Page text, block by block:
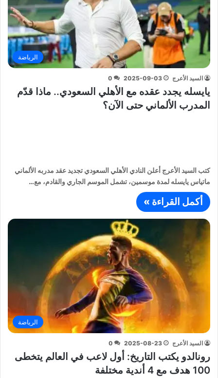
الرياضة
السيد الأعرج 2025-09-03
0
يايسله يجدد عقده مع الأهلي السعودي.. ماذا قدّم
المدرب الألماني حتى الآن؟
كتب السيد الأعرج أعلن النادي الأهلي السعودي تجديد عقد مدربه الألماني
ماتياس يايسله لمدة موسمين، تشمل الموسم الجاري والقادم، مع…
أكمل القراءة »
الرياضة
السيد الأعرج 2025-08-23
0
رونالدو يكتب التاريخ: أول لاعب في العالم يتخطى
100 هدف مع 4 أندية مختلفة